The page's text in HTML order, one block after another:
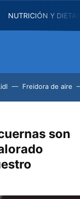
NUTRICIÓN Y
Freidora de aire
son